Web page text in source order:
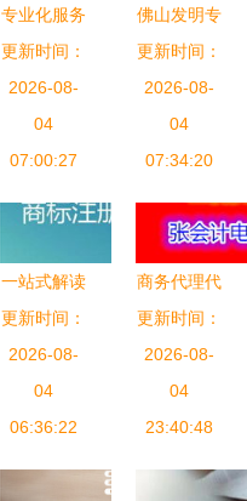
专业化服务
解构故城商
务便捷之路
代理记账与
代办服务深
更新时间：
2026-08-
04
07:00:27
佛山发明专
利代办机构
#发明专利
申请#发明
专利代办哪
咨询:13
更新时间：
2026-08-
04
07:34:20
一站式解读
代办北京民
非企业的商
务代理代办
服务
更新时间：
2026-08-
04
06:36:22
商务代理代
办服务 企
业高效运作
的隐形引擎
更新时间：
2026-08-
04
23:40:48